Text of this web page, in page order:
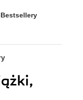
Bestsellery